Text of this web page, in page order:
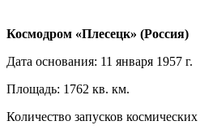
Космодром «Плесецк» (Россия)
Дата основания: 11 января 1957 г.
Площадь: 1762 кв. км.
Количество запусков